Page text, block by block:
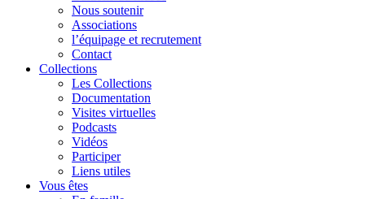
Nous soutenir
Associations
l’équipage et recrutement
Contact
Collections
Les Collections
Documentation
Visites virtuelles
Podcasts
Vidéos
Participer
Liens utiles
Vous êtes